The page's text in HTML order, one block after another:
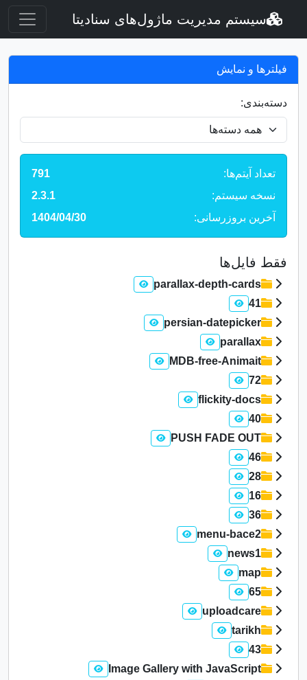
سیستم مدیریت ماژول‌های سنادیتا
فیلترها و نمایش
دسته‌بندی:
تعداد آیتم‌ها:
791
نسخه سیستم:
2.3.1
آخرین بروزرسانی:
1404/04/30
فقط فایل‌ها
parallax-depth-cards
41
persian-datepicker
parallax
MDB-free-Animait
72
flickity-docs
40
PUSH FADE OUT
46
28
16
36
menu-bace2
news1
map
65
uploadcare
tarikh
43
Image Gallery with JavaScript